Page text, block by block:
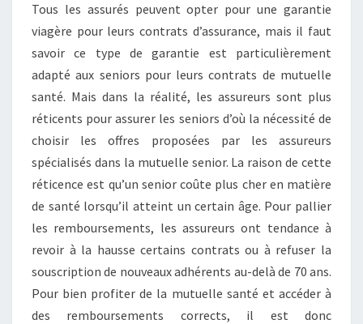
Tous les assurés peuvent opter pour une garantie
viagère pour leurs contrats d’assurance, mais il faut
savoir ce type de garantie est particulièrement
adapté aux seniors pour leurs contrats de mutuelle
santé. Mais dans la réalité, les assureurs sont plus
réticents pour assurer les seniors d’où la nécessité de
choisir les offres proposées par les assureurs
spécialisés dans la mutuelle senior. La raison de cette
réticence est qu’un senior coûte plus cher en matière
de santé lorsqu’il atteint un certain âge. Pour pallier
les remboursements, les assureurs ont tendance à
revoir à la hausse certains contrats ou à refuser la
souscription de nouveaux adhérents au-delà de 70 ans.
Pour bien profiter de la mutuelle santé et accéder à
des remboursements corrects, il est donc